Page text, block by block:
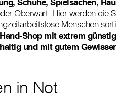
Oberwart. Hier werden die
Menschen
Shop mit extrem
und mit gutem
in Not